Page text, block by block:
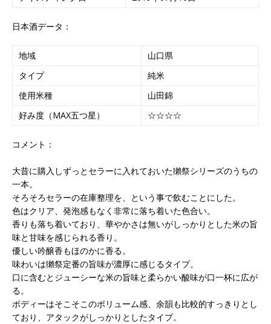
日本酒データ：
地域
山口県
タイプ
純米
使用米種
山田錦
好み度（MAX五つ星）
☆☆☆☆
コメント：
大昔に購入しずっとセラーに入れておいた獺祭シリーズのうちの
一本。
そろそろセラーの在庫整理を、という事で飲むことにした。
色はクリア、発泡感もなく非常に落ち着いた色合い。
香りも落ち着いており、華やかさは無いがしっかりとした米の旨
味と甘味を感じられる香り。
優しい吟醸香もほのかに香る。
味わいは獺祭定番の旨味が濃厚に感じるタイプ。
口に含むとジューシーな米の旨味と柔らかい酸味が口一杯に広が
る。
ボディーはそこそこのボリューム感、余韻も比較的すっきりとし
ており、アタックがしっかりとしたタイプ。